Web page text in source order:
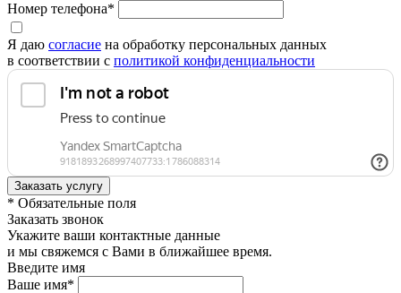
Номер телефона*
Я даю согласие на обработку персональных данных
в соответствии с политикой конфиденциальности
* Обязательные поля
Заказать звонок
Укажите ваши контактные данные
и мы свяжемся с Вами в ближайшее время.
Введите имя
Ваше имя*